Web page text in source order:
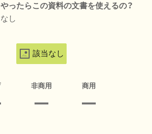
ったらこの資料の文書を使えるの？
し
該当なし
非商用 商用